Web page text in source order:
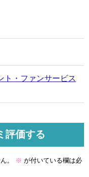
ト・ファンサービス
評価する
。 ※ が付いている欄は必